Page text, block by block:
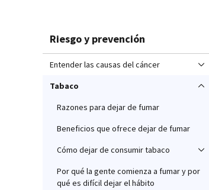
Riesgo y prevención
Entender las causas del cáncer
Tabaco
Razones para dejar de fumar
Beneficios que ofrece dejar de fumar
Cómo dejar de consumir tabaco
Por qué la gente comienza a fumar y por
qué es difícil dejar el hábito